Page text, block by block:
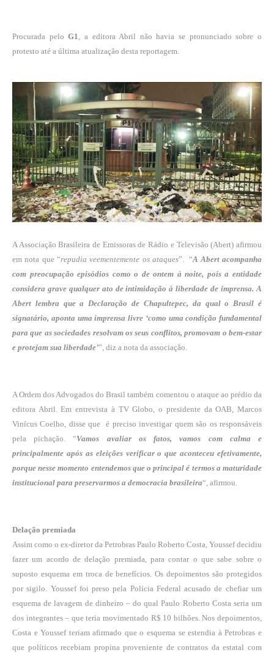
Procurada peloG1, a editora Abril não havia se pronunciado sobre o
protesto até a última atualização desta reportagem.
A Associação Brasileira de Emissoras de Rádio e Televisão (Abert) afirmou
em nota que “repudia veementemente os ataques”. “A Abert acompanha
com preocupação episódios como o de ontem à noite, pois a entidade
considera grave qualquer ato de intimidação à liberdade de imprensa. A
Abert lembra que a Declaração de Chapultepec, da qual o Brasil é
signatário, aponta uma imprensa livre ‘como uma condição fundamental
para que as sociedades resolvam os seus conflitos, promovam o bem-estar
e protejam sua liberdade’”, diz a nota da associação.
A Ordem dos Advogados do Brasil também comentou o ataque ao prédio da
editora Abril. Em entrevista à TV Globo, o presidente da OAB, Marcos
Vinícus Coelho, disse que é preciso investigar quem são os responsáveis
pela pichação. “Vamos avaliar os fatos, vamos com calma e
principalmente após as eleições verificar o que aconteceu efetivamente,
porque nesse momento entendemos que o principal é termos a maturidade
institucional para preservarmos a democracia brasileira“, afirmou.
Delação premiada
Assim como o ex-diretor da Petrobras Paulo Roberto Costa, Youssef decidiu
fazer um acordo de delação premiada, para contar o que sabe sobre o
suposto esquema em troca de benefícios. Os depoimentos são protegidos
por sigilo. Youssef foi preso pela Polícia Federal acusado de chefiar um
esquema de lavagem de dinheiro – do qual Paulo Roberto Costa seria um
dos integrantes – que teria movimentado R$ 10 bilhões. Nos depoimentos,
Costa e Youssef teriam afirmado que o esquema se estendia à Petrobras e
que políticos recebiam propina proveniente de contratos da estatal com